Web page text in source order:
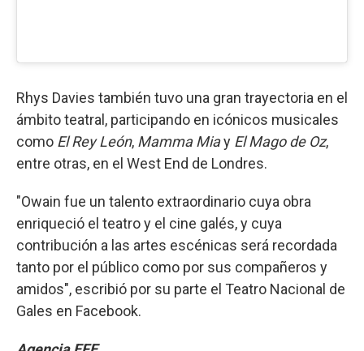
Rhys Davies también tuvo una gran trayectoria en el
ámbito teatral, participando en icónicos musicales
como El Rey León, Mamma Miay El Mago de Oz,
entre otras, en el West End de Londres.
"Owain fue un talento extraordinario cuya obra
enriqueció el teatro y el cine galés, y cuya
contribución a las artes escénicas será recordada
tanto por el público como por sus compañeros y
amidos", escribió por su parte el Teatro Nacional de
Gales en Facebook.